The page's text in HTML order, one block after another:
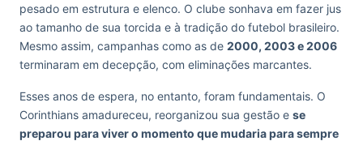
pesado em estrutura e elenco. O clube sonhava em fazer jus
ao tamanho de sua torcida e à tradição do futebol brasileiro.
Mesmo assim, campanhas como as de 2000, 2003 e 2006
terminaram em decepção, com eliminações marcantes.
Esses anos de espera, no entanto, foram fundamentais. O
Corinthians amadureceu, reorganizou sua gestão e se
preparou para viver o momento que mudaria para sempre